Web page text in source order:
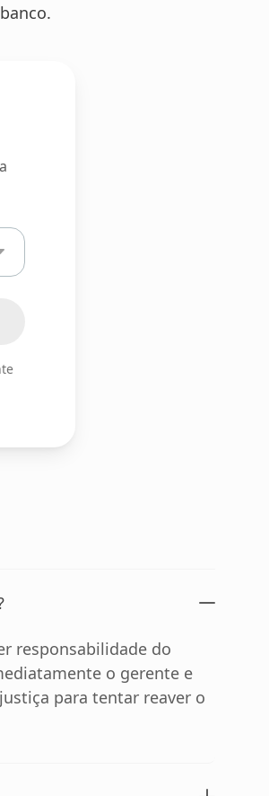
responsabilidade do
o gerente e
para tentar reaver o